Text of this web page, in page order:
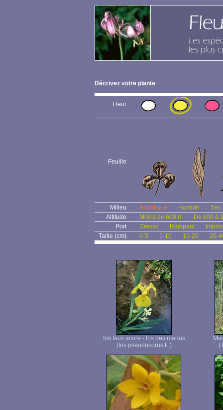
Décrivez votre plante
Fleur
Feuille
Milieu Aquatique Humide
Sec
Altitude
Moins de 600 m
De 600 à
Port
Dressé Rampant
Taille (cm)
0-5 5-10 10-20 20-
Iris faux acore - Iris des marais
(Iris pseudacorus L.)